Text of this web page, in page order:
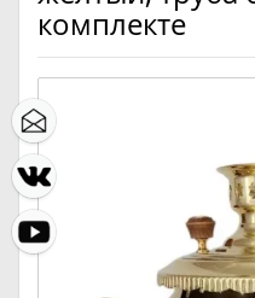
комплекте